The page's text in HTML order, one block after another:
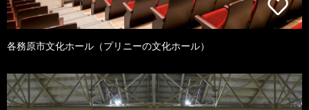
各務原市文化ホール（プリニーの文化ホール）